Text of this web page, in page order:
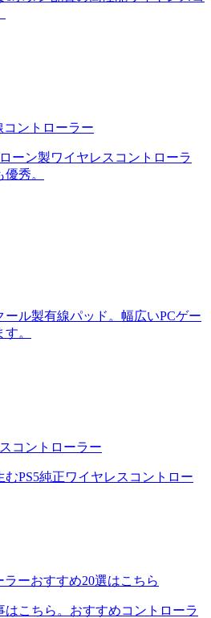
コントローラー
ーン製ワイヤレスコントローラ
秀。
ール製有線パッド。幅広いPCゲー
。
コントローラー
PS5純正ワイヤレスコントロー
ラーおすすめ20選はこちら
はこちら。おすすめコントローラ